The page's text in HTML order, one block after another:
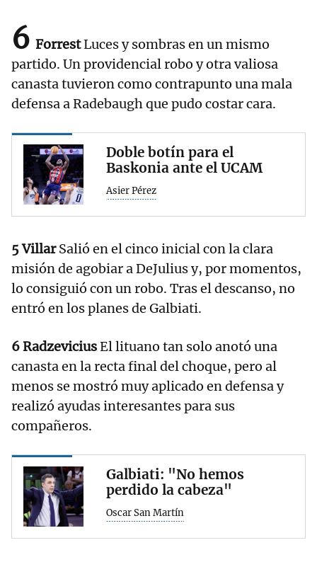
6 ForrestLuces y sombras en un mismo
partido. Un providencial robo y otra valiosa
canasta tuvieron como contrapunto una mala
defensa a Radebaugh que pudo costar cara.
Doble botín para el
Baskonia ante el UCAM
Asier Pérez
5 VillarSalió en el cinco inicial con la clara
misión de agobiar a DeJulius y, por momentos,
lo consiguió con un robo. Tras el descanso, no
entró en los planes de Galbiati.
6 RadzeviciusEl lituano tan solo anotó una
canasta en la recta final del choque, pero al
menos se mostró muy aplicado en defensa y
realizó ayudas interesantes para sus
compañeros.
Galbiati: "No hemos
perdido la cabeza"
Oscar San Martín